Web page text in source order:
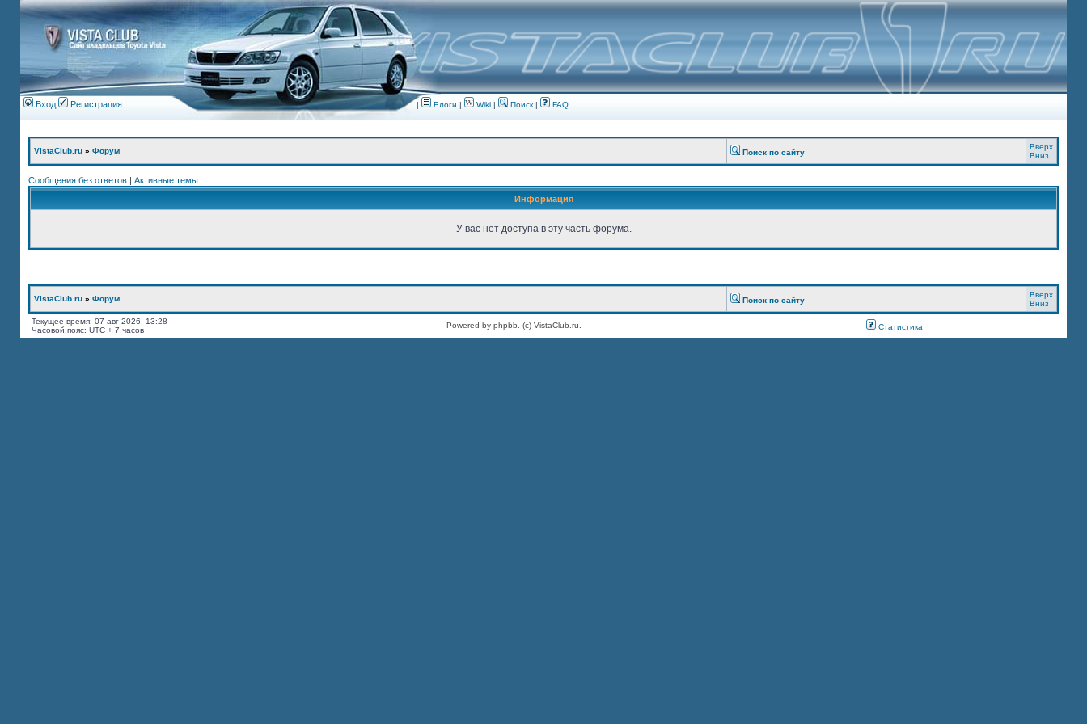
Вход Регистрация | Блоги | Wiki | Поиск| FAQ
VistaClub.ru » Форум Поиск по сайту
Вверх
Вниз
Сообщения без ответов | Активные темы
Информация
У вас нет доступа в эту часть форума.
VistaClub.ru » Форум Поиск по сайту
Вверх
Вниз
Текущее время: 07 авг 2026, 13:28
Часовой пояс: UTC + 7 часов
Powered by phpbb. (c) VistaClub.ru. Статистика